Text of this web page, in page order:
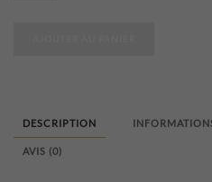
super
témoin
DESCRIPTION
AVIS (0)